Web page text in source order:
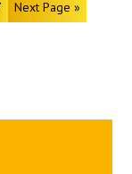
Next Page »